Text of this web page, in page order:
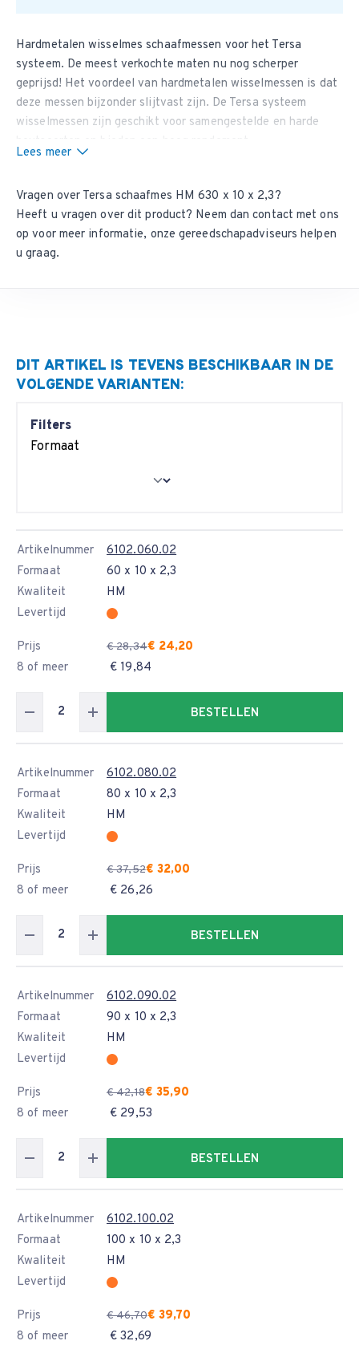
Hardmetalen wisselmes schaafmessen voor het Tersa
systeem. De meest verkochte maten nu nog scherper
geprijsd! Het voordeel van hardmetalen wisselmessen is dat
deze messen bijzonder slijtvast zijn. De Tersa systeem
wisselmessen zijn geschikt voor samengestelde en harde
Wij leveren ook
2 stuks te bestellen, met een minimale bestelhoeveelheid
van 2 stuks.
Tersa mes op maat gemaakt
Wij kunnen vrijwel iedere tussenliggende maat Tersa mes
Lees meer
Vragen over Tersa schaafmes HM 630 x 10 x 2,3?
Heeft u vragen over dit product? Neem dancontact met ons
op voor meer informatie, onze gereedschapadviseurs helpen
u graag.
DIT ARTIKEL IS TEVENS BESCHIKBAAR IN DE
VOLGENDE VARIANTEN:
Filters
Formaat
Artikelnummer
6102.060.02
Formaat
60 x 10 x 2,3
Kwaliteit
HM
Levertijd
Prijs € 28,34€ 24,20
8 of meer
€ 19,84
BESTELLEN
Artikelnummer
6102.080.02
Formaat
80 x 10 x 2,3
Kwaliteit
HM
Levertijd
Prijs € 37,52€ 32,00
8 of meer
€ 26,26
BESTELLEN
Artikelnummer
6102.090.02
Formaat
90 x 10 x 2,3
Kwaliteit
HM
Levertijd
Prijs € 42,18€ 35,90
8 of meer
€ 29,53
BESTELLEN
Artikelnummer
6102.100.02
Formaat
100 x 10 x 2,3
Kwaliteit
HM
Levertijd
Prijs € 46,70€ 39,70
8 of meer
€ 32,69